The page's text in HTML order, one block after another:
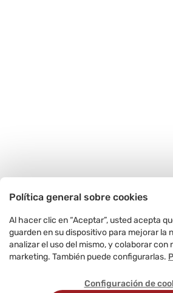
Política general sobre cookies
Al hacer clic en “Aceptar”, usted acepta
guarden en su dispositivo para mejorar la
analizar el uso del mismo, y colaborar con
marketing. También puede configurarlas.
Configuración de